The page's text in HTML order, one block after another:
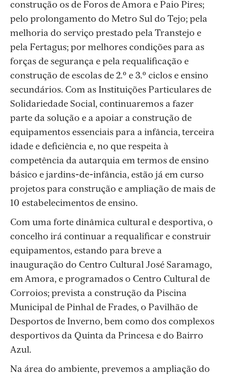
construção os de Foros de Amora e Paio Pires;
pelo prolongamento do Metro Sul do Tejo; pela
melhoria do serviço prestado pela Transtejo e
pela Fertagus; por melhores condições para as
forças de segurança e pela requalificação e
construção de escolas de 2.º e 3.º ciclos e ensino
secundários. Com as Instituições Particulares de
Solidariedade Social, continuaremos a fazer
parte da solução e a apoiar a construção de
equipamentos essenciais para a infância, terceira
idade e deficiência e, no que respeita à
competência da autarquia em termos de ensino
básico e jardins-de-infância, estão já em curso
projetos para construção e ampliação de mais de
10 estabelecimentos de ensino.
Com uma forte dinâmica cultural e desportiva, o
concelho irá continuar a requalificar e construir
equipamentos, estando para breve a
inauguração do Centro Cultural José Saramago,
em Amora, e programados o Centro Cultural de
Corroios; prevista a construção da Piscina
Municipal de Pinhal de Frades, o Pavilhão de
Desportos de Inverno, bem como dos complexos
desportivos da Quinta da Princesa e do Bairro
Azul.
Na área do ambiente, prevemos a ampliação do